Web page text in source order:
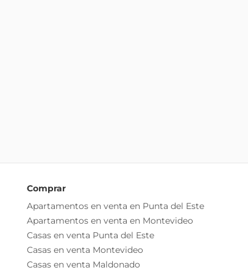
Comprar
Apartamentos en venta en Punta del Este
Apartamentos en venta en Montevideo
Casas en venta Punta del Este
Casas en venta Montevideo
Casas en venta Maldonado